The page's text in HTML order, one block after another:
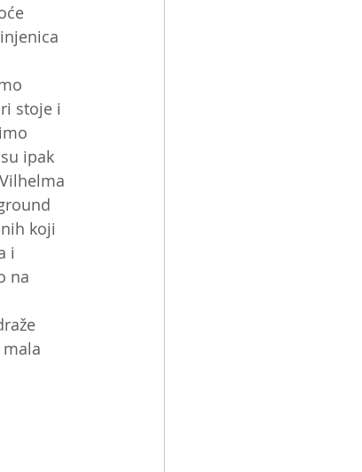
stoje i
ipak
koji
i
na